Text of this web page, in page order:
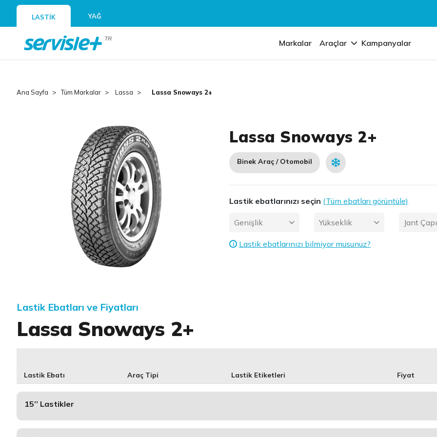
LASTİK YAĞ
TR Markalar Araçlar Kampanyalar
Ana Sayfa Tüm Markalar Lassa Lassa Snoways 2+
Lassa Snoways 2+
Binek Araç / Otomobil
Lastik ebatlarınızı seçin (Tüm ebatları görüntüle)
Genişlik Yükseklik Jant Çapı
i Lastik ebatlarınızı bilmiyor musunuz?
Lastik Ebatları ve Fiyatları
Lassa Snoways 2+
Lastik Ebatı Araç Tipi Lastik Etiketleri Fiyat
15’’ Lastikler